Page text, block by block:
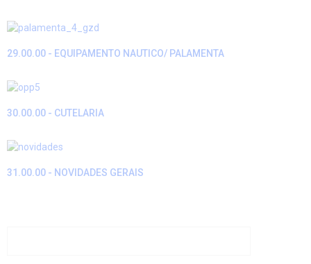
29.00.00 - EQUIPAMENTO NAUTICO/ PALAMENTA
30.00.00 - CUTELARIA
31.00.00 - NOVIDADES GERAIS